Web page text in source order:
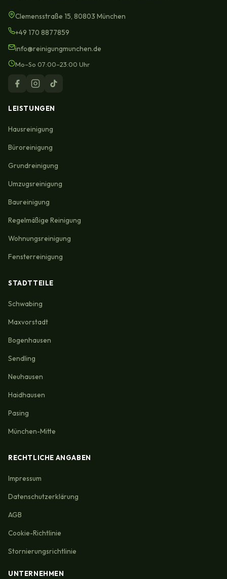
Clemensstraße 15, 80803 München
+49 170 8877859
info@reinigungmunchen.de
Mo–So 07:00–23:00 Uhr
LEISTUNGEN
Hausreinigung
Büroreinigung
Grundreinigung
Umzugsreinigung
Baureinigung
Regelmäßige Reinigung
Wohnungsreinigung
Fensterreinigung
STADTTEILE
Schwabing
Maxvorstadt
Bogenhausen
Sendling
Neuhausen
Haidhausen
Pasing
München-Mitte
RECHTLICHE ANGABEN
Impressum
Datenschutzerklärung
AGB
Cookie-Richtlinie
Stornierungsrichtlinie
UNTERNEHMEN